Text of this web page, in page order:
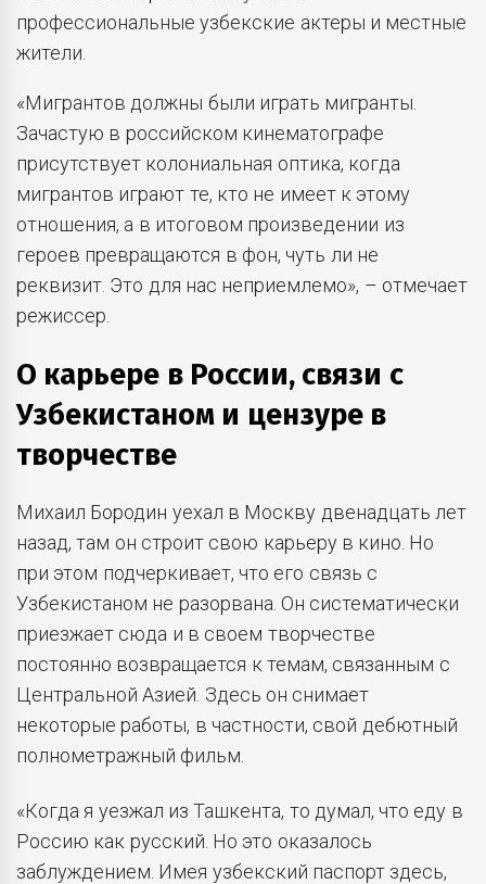
профессиональные узбекские актеры и местные
жители.
«Мигрантов должны были играть мигранты.
Зачастую в российском кинематографе
присутствует колониальная оптика, когда
мигрантов играют те, кто не имеет к этому
отношения, а в итоговом произведении из
героев превращаются в фон, чуть ли не
реквизит. Это для нас неприемлемо», – отмечает
режиссер.
О карьере в России, связи с
Узбекистаном и цензуре в
творчестве
Михаил Бородин уехал в Москву двенадцать лет
назад, там он строит свою карьеру в кино. Но
при этом подчеркивает, что его связь с
Узбекистаном не разорвана. Он систематически
приезжает сюда и в своем творчестве
постоянно возвращается к темам, связанным с
Центральной Азией. Здесь он снимает
некоторые работы, в частности, свой дебютный
полнометражный фильм.
«Когда я уезжал из Ташкента, то думал, что еду в
Россию как русский. Но это оказалось
заблуждением. Имея узбекский паспорт здесь,